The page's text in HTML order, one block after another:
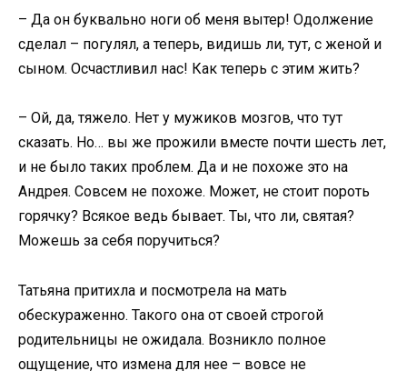
– Да он буквально ноги об меня вытер! Одолжение
сделал – погулял, а теперь, видишь ли, тут, с женой и
сыном. Осчастливил нас! Как теперь с этим жить?
– Ой, да, тяжело. Нет у мужиков мозгов, что тут
сказать. Но… вы же прожили вместе почти шесть лет,
и не было таких проблем. Да и не похоже это на
Андрея. Совсем не похоже. Может, не стоит пороть
горячку? Всякое ведь бывает. Ты, что ли, святая?
Можешь за себя поручиться?
Татьяна притихла и посмотрела на мать
обескураженно. Такого она от своей строгой
родительницы не ожидала. Возникло полное
ощущение, что измена для нее – вовсе не